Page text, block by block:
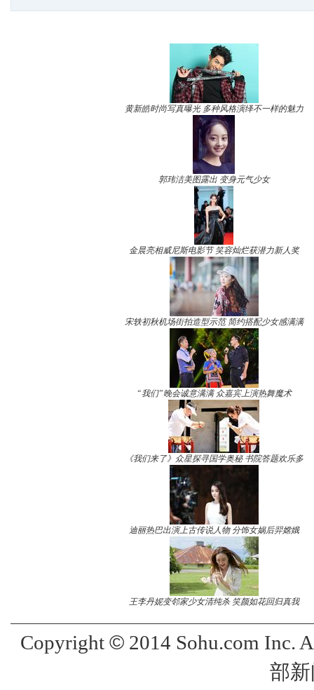
黄新皓时尚写真曝光 多种风格演绎不一样的魅力
郭玮洁美图露出 变身元气少女
金晨亮相威尼斯电影节 笑容灿烂获潜力新人奖
宋轶初秋机场街拍造型示范 简约搭配少女感满满
“我们”晚会诚意满满 众嘉宾上演热舞魔术
《我们来了》众星探寻国学奥秘 书院答题欢乐多
迪丽热巴出演上古传说人物 分饰女娲后羿嫦娥
王李丹妮变邻家少女清纯杀 笑颜如花回归真我
Copyright ©2014 Sohu.com Inc.
部